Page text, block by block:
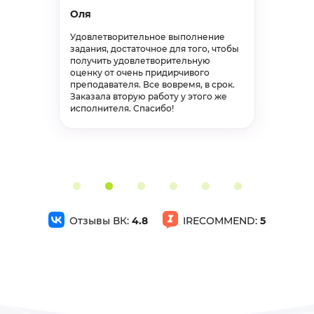
Практика, бухгалтерский учет, анализ и аудит
Завершён 15 Мая в 06:14
1000р 70%
Производственная практика
Практика, бухгалтерский учет, анализ и аудит
Оля
Удовлетворительное выполнение
задания, достаточное для того, чтобы
получить удовлетворительную
оценку от очень придирчивого
преподавателя. Все вовремя, в срок.
Заказала вторую работу у этого же
исполнителя. Спасибо!
Отзывы ВК: 4.8 IRECOMMEND: 5